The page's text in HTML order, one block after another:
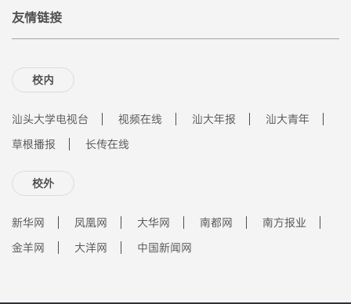
友情链接
校内
汕头大学电视台 视频在线 汕大年报
汕大青年
草根播报
长传在线
校外
新华网 凤凰网 大华网 南都网
南方报业
金羊网
大洋网 中国新闻网